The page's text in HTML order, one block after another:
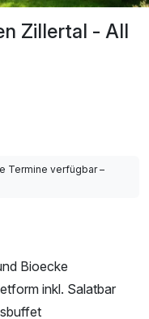
Zillertal - All
Termine verfügbar –
Bioecke
inkl. Salatbar